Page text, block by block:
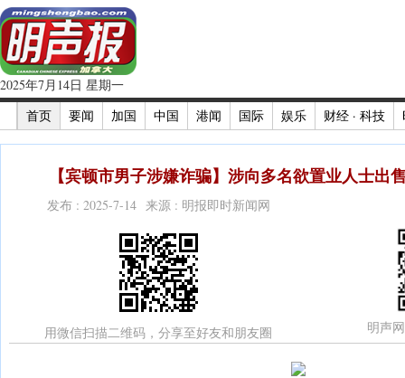
2025年7月14日 星期一
首页
要闻 加国 中国 港闻 国际 娱乐 财经 · 科技
【宾顿市男子涉嫌诈骗】涉向多名欲置业人士出
发布 : 2025-7-14 来源 : 明报即时新闻网
用微信扫描二维码，分享至好友和朋友圈 明声